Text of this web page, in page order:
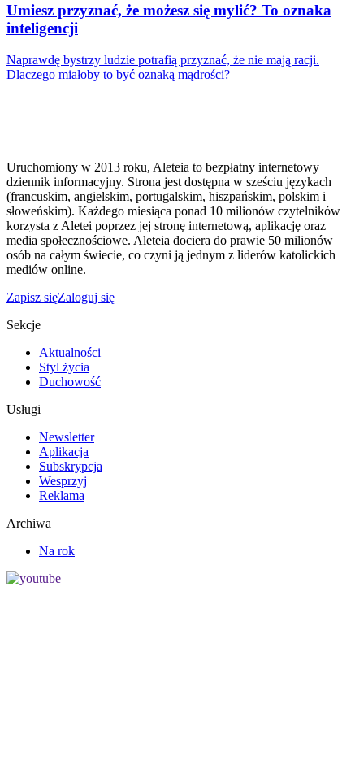
Umiesz przyznać, że możesz się mylić? To oznaka
inteligencji
Naprawdę bystrzy ludzie potrafią przyznać, że nie mają racji.
Dlaczego miałoby to być oznaką mądrości?
Uruchomiony w 2013 roku, Aleteia to bezpłatny internetowy
dziennik informacyjny. Strona jest dostępna w sześciu językach
(francuskim, angielskim, portugalskim, hiszpańskim, polskim i
słoweńskim). Każdego miesiąca ponad 10 milionów czytelników
korzysta z Aletei poprzez jej stronę internetową, aplikację oraz
media społecznościowe. Aleteia dociera do prawie 50 milionów
osób na całym świecie, co czyni ją jednym z liderów katolickich
mediów online.
Zapisz sięZaloguj się
Sekcje
Aktualności
Styl życia
Duchowość
Usługi
Newsletter
Aplikacja
Subskrypcja
Wesprzyj
Reklama
Archiwa
Na rok